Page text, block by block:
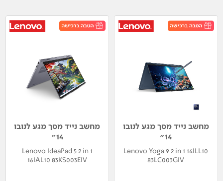
מחשב נייד מסך מגע לנובו
14"
Lenovo Yoga 9 2 in 1 14ILL10
83LC003GIV
מחשב נייד מסך מגע לנובו
14"
Lenovo IdeaPad 5 2 in 1
16IAL10 83KS003EIV